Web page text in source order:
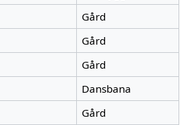
Gård
Gård
Gård
Dansbana
Gård